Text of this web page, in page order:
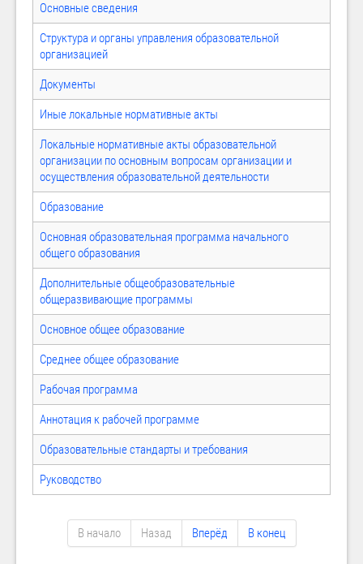
Основные сведения
Структура и органы управления образовательной
организацией
Документы
Иные локальные нормативные акты
Локальные нормативные акты образовательной
организации по основным вопросам организации и
осуществления образовательной деятельности
Образование
Основная образовательная программа начального
общего образования
Дополнительные общеобразовательные
общеразвивающие программы
Основное общее образование
Среднее общее образование
Рабочая программа
Аннотация к рабочей программе
Образовательные стандарты и требования
Руководство
В начало Назад Вперёд В конец